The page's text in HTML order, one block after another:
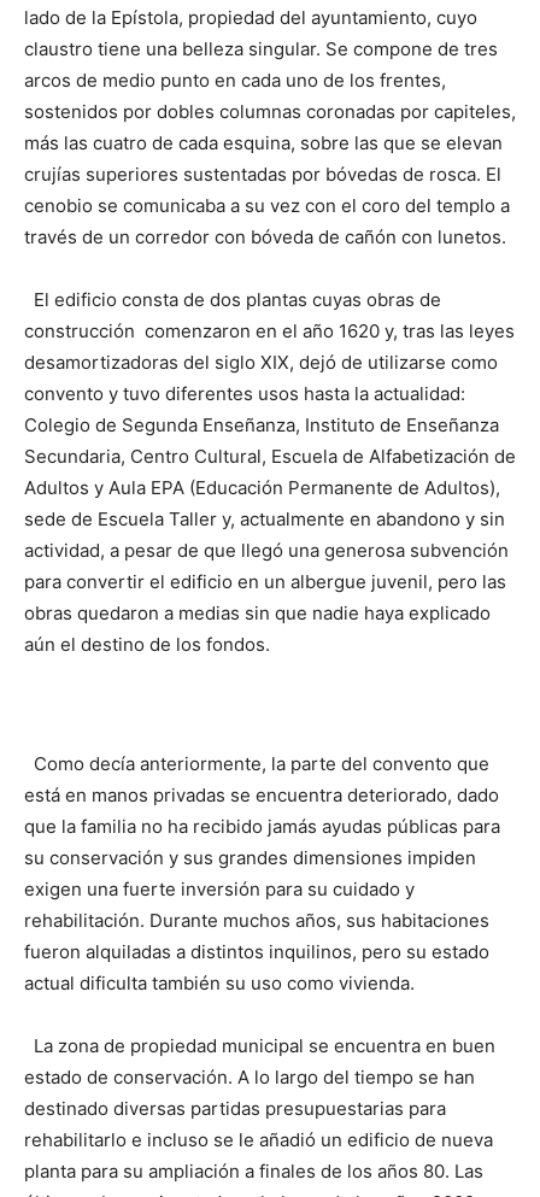
lado de la Epístola, propiedad del ayuntamiento, cuyo
claustro tiene una belleza singular. Se compone de tres
arcos de medio punto en cada uno de los frentes,
sostenidos por dobles columnas coronadas por capiteles,
más las cuatro de cada esquina, sobre las que se elevan
crujías superiores sustentadas por bóvedas de rosca. El
cenobio se comunicaba a su vez con el coro del templo a
través de un corredor con bóveda de cañón con lunetos.
El edificio consta de dos plantas cuyas obras de
construcción comenzaron en el año 1620 y, tras las leyes
desamortizadoras del siglo XIX, dejó de utilizarse como
convento y tuvo diferentes usos hasta la actualidad:
Colegio de Segunda Enseñanza, Instituto de Enseñanza
Secundaria, Centro Cultural, Escuela de Alfabetización de
Adultos y Aula EPA (Educación Permanente de Adultos),
sede de Escuela Taller y, actualmente en abandono y sin
actividad, a pesar de que llegó una generosa subvención
para convertir el edificio en un albergue juvenil, pero las
obras quedaron a medias sin que nadie haya explicado
aún el destino de los fondos.
Como decía anteriormente, la parte del convento que
está en manos privadas se encuentra deteriorado, dado
que la familia no ha recibido jamás ayudas públicas para
su conservación y sus grandes dimensiones impiden
exigen una fuerte inversión para su cuidado y
rehabilitación. Durante muchos años, sus habitaciones
fueron alquiladas a distintos inquilinos, pero su estado
actual dificulta también su uso como vivienda.
La zona de propiedad municipal se encuentra en buen
estado de conservación. A lo largo del tiempo se han
destinado diversas partidas presupuestarias para
rehabilitarlo e incluso se le añadió un edificio de nueva
planta para su ampliación a finales de los años 80. Las